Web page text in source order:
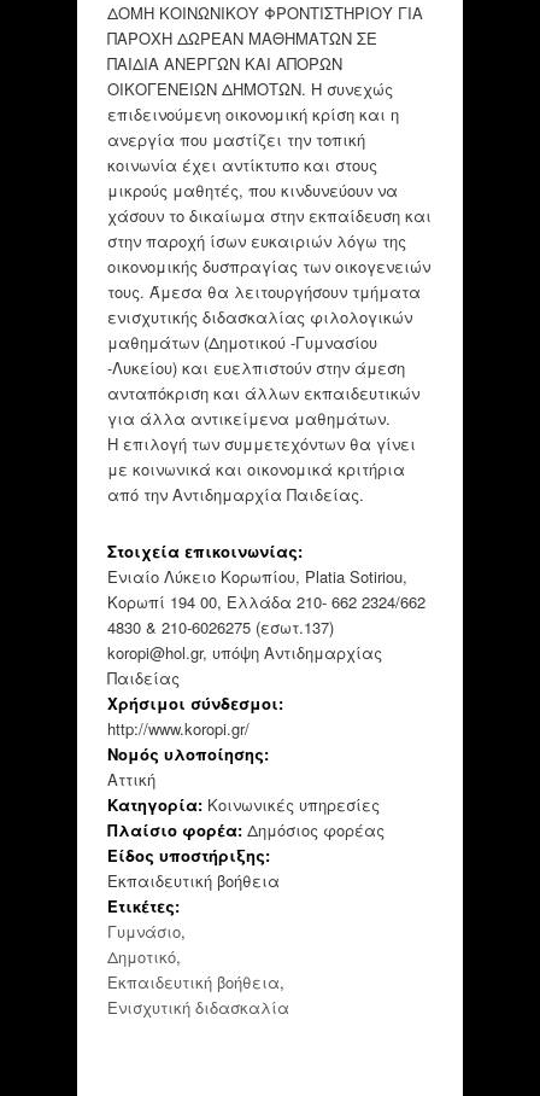
ΔΟΜΗ ΚΟΙΝΩΝΙΚΟΥ ΦΡΟΝΤΙΣΤΗΡΙΟΥ ΓΙΑ
ΠΑΡΟΧΗ ΔΩΡΕΑΝ ΜΑΘΗΜΑΤΩΝ ΣΕ
ΠΑΙΔΙΑ ΑΝΕΡΓΩΝ ΚΑΙ ΑΠΟΡΩΝ
ΟΙΚΟΓΕΝΕΙΩΝ ΔΗΜΟΤΩΝ. Η συνεχώς
επιδεινούμενη οικονομική κρίση και η
ανεργία που μαστίζει την τοπική
κοινωνία έχει αντίκτυπο και στους
μικρούς μαθητές, που κινδυνεύουν να
χάσουν το δικαίωμα στην εκπαίδευση και
στην παροχή ίσων ευκαιριών λόγω της
οικονομικής δυσπραγίας των οικογενειών
τους. Άμεσα θα λειτουργήσουν τμήματα
ενισχυτικής διδασκαλίας φιλολογικών
μαθημάτων (Δημοτικού -Γυμνασίου
-Λυκείου) και ευελπιστούν στην άμεση
ανταπόκριση και άλλων εκπαιδευτικών
για άλλα αντικείμενα μαθημάτων.
Η επιλογή των συμμετεχόντων θα γίνει
με κοινωνικά και οικονομικά κριτήρια
από την Αντιδημαρχία Παιδείας.
Στοιχεία επικοινωνίας:
Ενιαίο Λύκειο Κορωπίου, Platia Sotiriou,
Κορωπί 194 00, Ελλάδα 210- 662 2324/662
4830 & 210-6026275 (εσωτ.137)
koropi@hol.gr, υπόψη Αντιδημαρχίας
Παιδείας
Χρήσιμοι σύνδεσμοι:
http://www.koropi.gr/
Νομός υλοποίησης:
Αττική
Κατηγορία: Κοινωνικές υπηρεσίες
Πλαίσιο φορέα: Δημόσιος φορέας
Είδος υποστήριξης:
Εκπαιδευτική βοήθεια
Ετικέτες:
Γυμνάσιο,
Δημοτικό,
Εκπαιδευτική βοήθεια,
Ενισχυτική διδασκαλία